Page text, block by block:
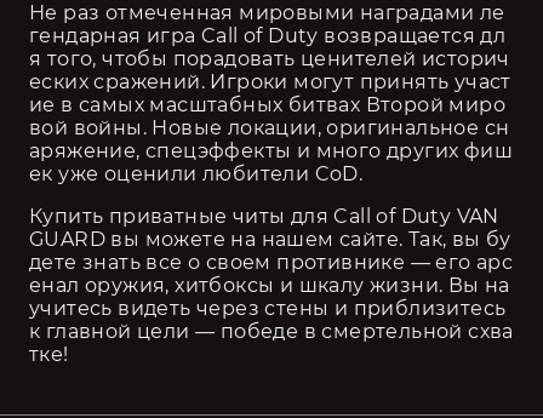
Не раз отмеченная мировыми наградами ле
гендарная игра Call of Duty возвращается дл
я того, чтобы порадовать ценителей историч
еских сражений. Игроки могут принять участ
ие в самых масштабных битвах Второй миро
вой войны. Новые локации, оригинальное сн
аряжение, спецэффекты и много других фиш
ек уже оценили любители CoD.
Купить приватные читы для Call of Duty VAN
GUARD вы можете на нашем сайте. Так, вы бу
дете знать все о своем противнике — его арс
енал оружия, хитбоксы и шкалу жизни. Вы на
учитесь видеть через стены и приблизитесь
к главной цели — победе в смертельной схва
тке!